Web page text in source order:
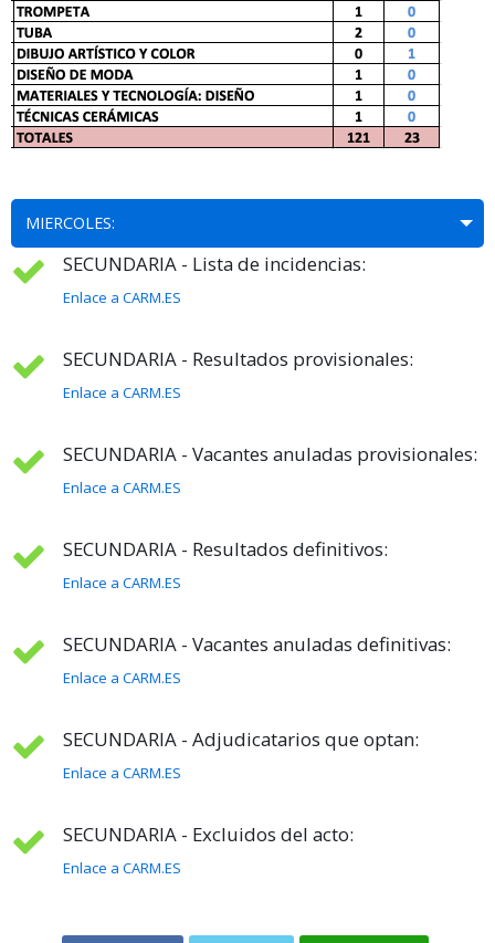
MIERCOLES:
SECUNDARIA - Lista de incidencias:
Enlace a CARM.ES
SECUNDARIA - Resultados provisionales:
Enlace a CARM.ES
SECUNDARIA - Vacantes anuladas provisionales:
Enlace a CARM.ES
SECUNDARIA - Resultados definitivos:
Enlace a CARM.ES
SECUNDARIA - Vacantes anuladas definitivas:
Enlace a CARM.ES
SECUNDARIA - Adjudicatarios que optan:
Enlace a CARM.ES
SECUNDARIA - Excluidos del acto:
Enlace a CARM.ES